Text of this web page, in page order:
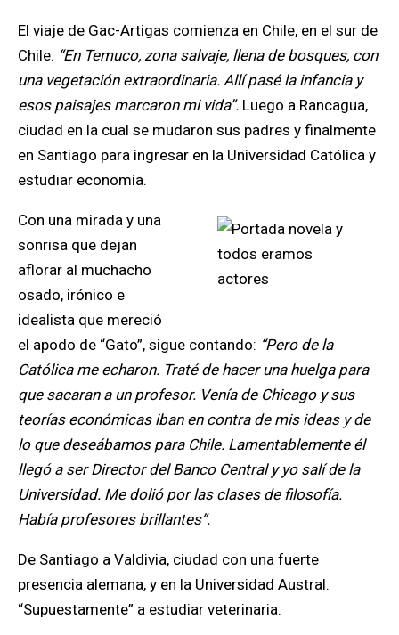
El viaje de Gac-Artigas comienza en Chile, en el sur de
Chile. “En Temuco, zona salvaje, llena de bosques, con
una vegetación extraordinaria. Allí pasé la infancia y
esos paisajes marcaron mi vida”. Luego a Rancagua,
ciudad en la cual se mudaron sus padres y finalmente
en Santiago para ingresar en la Universidad Católica y
estudiar economía.
Con una mirada y una
sonrisa que dejan
aflorar al muchacho
osado, irónico e
idealista que mereció
el apodo de “Gato”, sigue contando: “Pero de la
Católica me echaron. Traté de hacer una huelga para
que sacaran a un profesor. Venía de Chicago y sus
teorías económicas iban en contra de mis ideas y de
lo que deseábamos para Chile. Lamentablemente él
llegó a ser Director del Banco Central y yo salí de la
Universidad. Me dolió por las clases de filosofía.
Había profesores brillantes”.
De Santiago a Valdivia, ciudad con una fuerte
presencia alemana, y en la Universidad Austral.
“Supuestamente” a estudiar veterinaria.